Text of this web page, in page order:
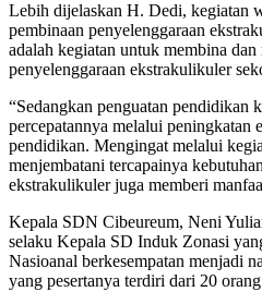
Lebih dijelaskan H. Dedi, kegiatan
pembinaan penyelenggaraan
adalah kegiatan untuk membina dan
penyelenggaraan ekstrakulikuler
“Sedangkan penguatan pendidikan
percepatannya melalui peningkatan
pendidikan. Mengingat melalui
menjembatani tercapainya
ekstrakulikuler juga memberi
Kepala SDN Cibeureum, Neni
selaku Kepala SD Induk Zonasi
Nasioanal berkesempatan menjadi
yang pesertanya terdiri dari 20